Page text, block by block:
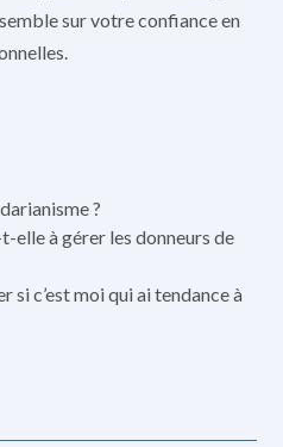
sur votre confiance en
?
elle à gérer les donneurs de
si c’est moi qui ai tendance à